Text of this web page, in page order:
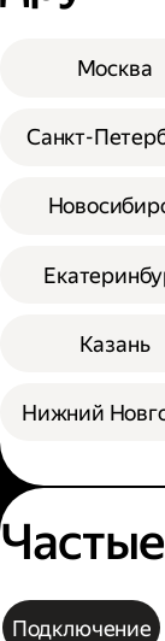
Москва
Санкт-
Казань
Нижний
Подключение